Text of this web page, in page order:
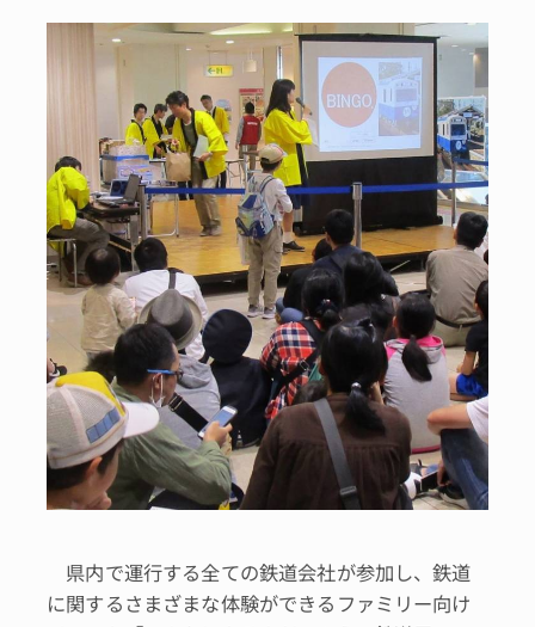
県内で運行する全ての鉄道会社が参加し、鉄道
に関するさまざまな体験ができるファミリー向け